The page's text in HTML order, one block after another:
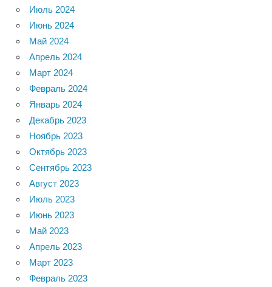
Июль 2024
Июнь 2024
Май 2024
Апрель 2024
Март 2024
Февраль 2024
Январь 2024
Декабрь 2023
Ноябрь 2023
Октябрь 2023
Сентябрь 2023
Август 2023
Июль 2023
Июнь 2023
Май 2023
Апрель 2023
Март 2023
Февраль 2023